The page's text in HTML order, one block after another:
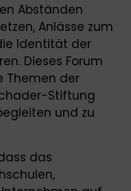
Abständen
Anlässe zum
Identität der
Dieses Forum
Themen der
Stiftung
und zu
das